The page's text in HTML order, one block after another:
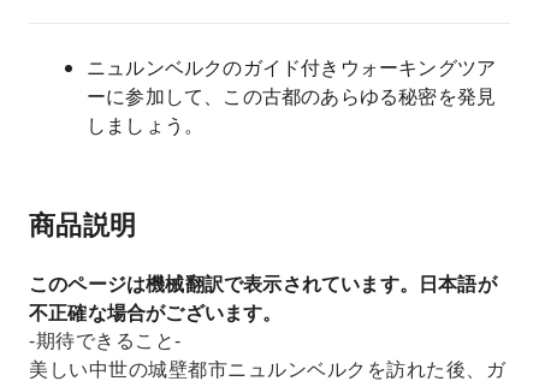
ニュルンベルクのガイド付きウォーキングツア
ーに参加して、この古都のあらゆる秘密を発見
しましょう。
商品説明
このページは機械翻訳で表示されています。日本語が
不正確な場合がございます。
-期待できること-
美しい中世の城壁都市ニュルンベルクを訪れた後、ガ